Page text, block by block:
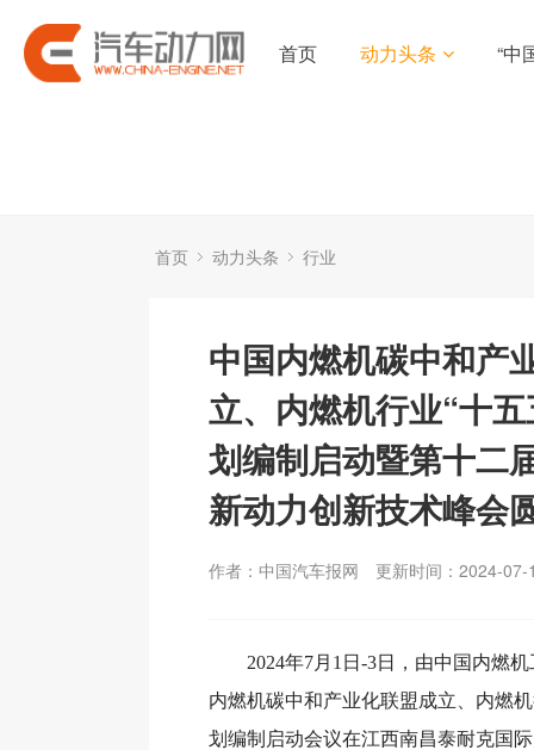
首页 动力头条 “中
首页 动力头条 行业
中国内燃机碳中和产
立、内燃机行业“十
划编制启动暨第十二
新动力创新技术峰会
作者：中国汽车报网 更新时间：2024-07-
2024年7月1日-3日，由中国内燃
内燃机碳中和产业化联盟成立、内燃
划编制启动会议在江西南昌泰耐克国